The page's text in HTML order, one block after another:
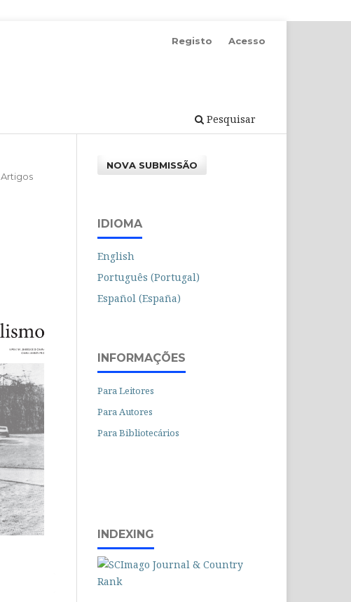
Pesquisar
Registo Acesso
Artigos
NOVA SUBMISSÃO
IDIOMA
English
Português (Portugal)
Español (España)
INFORMAÇÕES
Para Leitores
Para Autores
Para Bibliotecários
INDEXING